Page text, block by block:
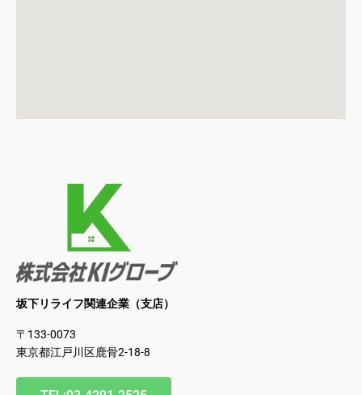
坂下リライフ関連企業（支店）
〒133-0073
東京都江戸川区鹿骨2-18-8